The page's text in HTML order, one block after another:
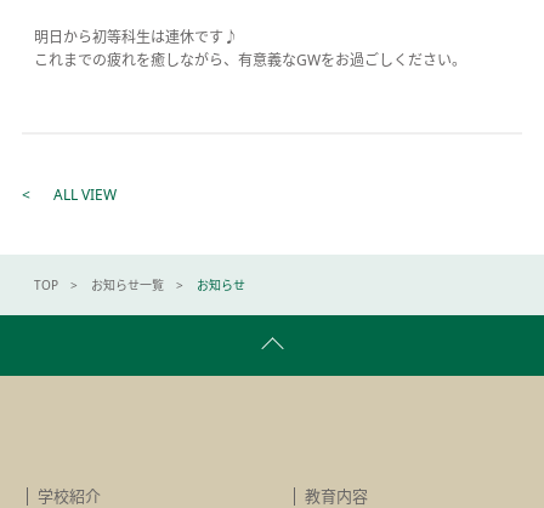
明日から初等科生は連休です♪
これまでの疲れを癒しながら、有意義なGWをお過ごしください。
ALL VIEW
TOP お知らせ一覧 お知らせ
学校紹介 教育内容